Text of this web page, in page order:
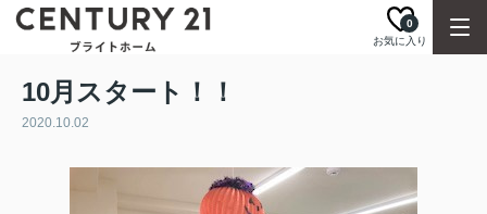
お気に入り
0
10月スタート！！
2020.10.02